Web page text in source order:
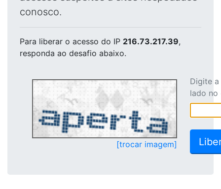
conosco.
Para liberar o acesso do IP 216.73.217.39,
responda ao desafio abaixo.
[trocar imagem]
Digite
lado no